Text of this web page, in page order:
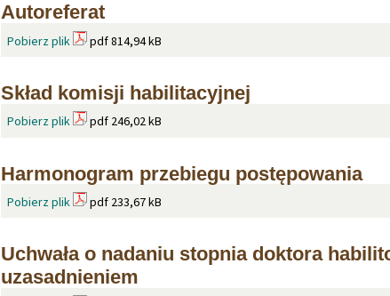
Autoreferat
Pobierz plik pdf 814,94 kB
Skład komisji habilitacyjnej
Pobierz plik pdf 246,02 kB
Harmonogram przebiegu postępowania
Pobierz plik pdf 233,67 kB
Uchwała o nadaniu stopnia doktora
uzasadnieniem